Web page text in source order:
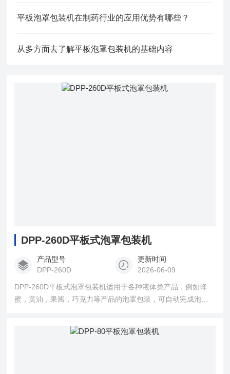
平板泡罩包装机在制药行业的应用优势有哪些？
从多方面去了解平板泡罩包装机的基础内容
DPP-260D平板式泡罩包装机
产品型号
DPP-260D
更新时间
2026-06-09
DPP-260D平板式泡罩包装机适用于各种液体类产品，例如蜂
蜜，黄油，果酱，巧克力等产品的泡罩包装，可自动完成泡罩